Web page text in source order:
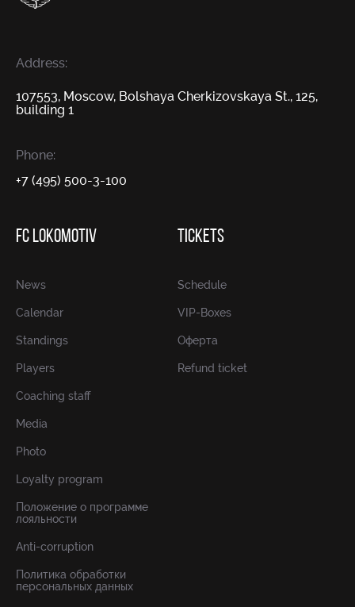
Address:
107553, Moscow, Bolshaya Cherkizovskaya St., 125,
building 1
Phone:
+7 (495) 500-3-100
FC LOKOMOTIV
News
Calendar
Standings
Players
Coaching staff
Media
Photo
Loyalty program
Положение о программе
лояльности
Anti-corruption
Политика обработки
персональных данных
TICKETS
Schedule
VIP-Boxes
Оферта
Refund ticket